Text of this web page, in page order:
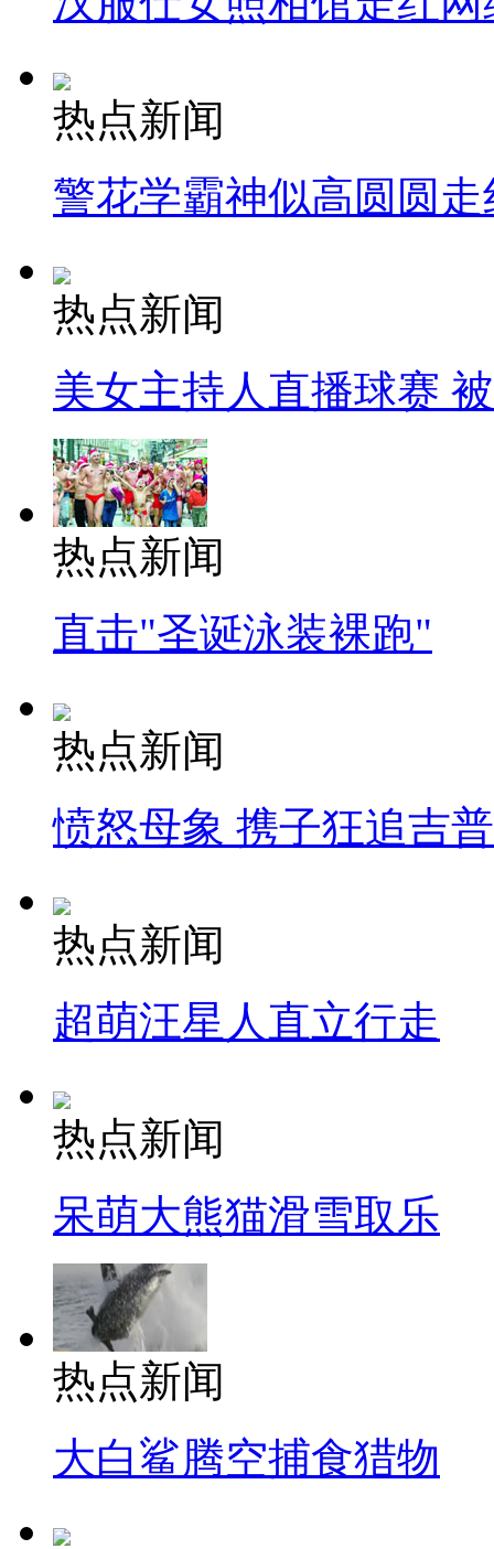
热点新闻
警花学霸神似高圆圆走
热点新闻
美女主持人直播球赛
热点新闻
直击"圣诞泳装裸跑"
热点新闻
愤怒母象 携子狂追吉
热点新闻
超萌汪星人直立行走
热点新闻
呆萌大熊猫滑雪取乐
热点新闻
大白鲨腾空捕食猎物